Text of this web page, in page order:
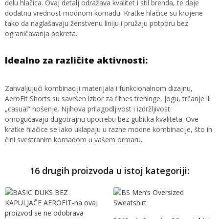
delu hlačica. Ovaj detalj odražava kvalitet i stil brenda, te daje
dodatnu vrednost modnom komadu. Kratke hlačice su krojene
tako da naglašavaju ženstvenu liniju i pružaju potporu bez
ograničavanja pokreta.
Idealno za različite aktivnosti:
Zahvaljujući kombinaciji materijala i funkcionalnom dizajnu,
AeroFit Shorts su savršen izbor za fitnes treninge, jogu, trčanje ili
„casual” nošenje. Njihova prilagodljivost i izdržljivost
omogućavaju dugotrajnu upotrebu bez gubitka kvaliteta. Ove
kratke hlačice se lako uklapaju u razne modne kombinacije, što ih
čini svestranim komadom u vašem ormaru.
16 drugih proizvoda u istoj kategoriji: